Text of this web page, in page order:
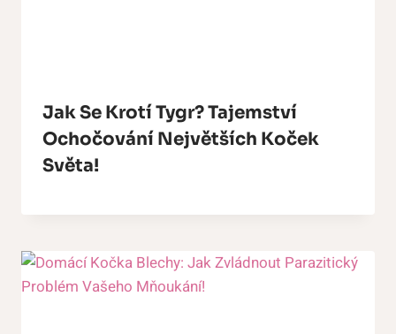
Jak Se Krotí Tygr? Tajemství
Ochočování Největších Koček
Světa!